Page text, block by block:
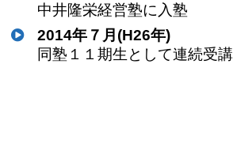
中井隆栄経営塾に入塾
2014年７月(H26年)
同塾１１期生として連続受講